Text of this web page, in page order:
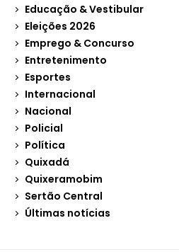
Educação & Vestibular
Eleições 2026
Emprego & Concurso
Entretenimento
Esportes
Internacional
Nacional
Policial
Política
Quixadá
Quixeramobim
Sertão Central
Últimas notícias